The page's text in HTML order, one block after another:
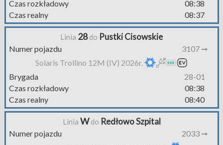
Czas rozkładowy
08:38
Czas realny
08:37
Linia 28do Pustki Cisowskie
Numer pojazdu
3107 ➞
Solaris Trollino 12M (IV) 2026r.
Brygada
28-01
Czas rozkładowy
08:38
Czas realny
08:40
Linia Wdo Redłowo Szpital
Numer pojazdu
2033 ➞